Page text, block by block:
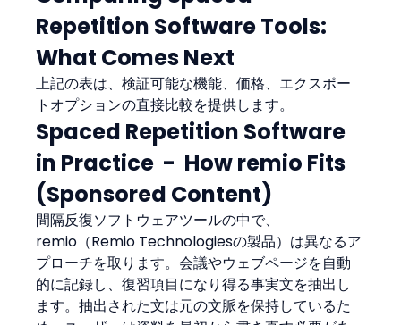
Repetition Software Tools:
What Comes Next
上記の表は、検証可能な機能、価格、エクスポー
トオプションの直接比較を提供します。
Spaced Repetition Software
in Practice  -  How remio Fits
(Sponsored Content)
間隔反復ソフトウェアツールの中で、
remio（Remio Technologiesの製品）は異なるア
プローチを取ります。会議やウェブページを自動
的に記録し、復習項目になり得る事実文を抽出し
ます。抽出された文は元の文脈を保持しているた